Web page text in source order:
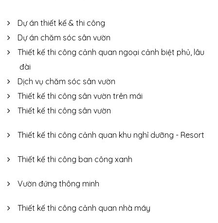
Dự án thiết kế & thi công
Dự án chăm sóc sân vườn
Thiết kế thi công cảnh quan ngoại cảnh biệt phủ, lâu
đài
Dịch vụ chăm sóc sân vườn
Thiết kế thi công sân vườn trên mái
Thiết kế thi công sân vườn
Thiết kế thi công cảnh quan khu nghỉ dưỡng - Resort
Thiết kế thi công ban công xanh
Vườn đứng thông minh
Thiết kế thi công cảnh quan nhà máy